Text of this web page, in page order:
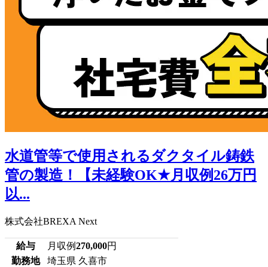
水道管等で使用されるダクタイル鋳鉄
管の製造！【未経験OK★月収例26万円
以...
株式会社BREXA Next
給与 月収例270,000円
勤務地
埼玉県 久喜市